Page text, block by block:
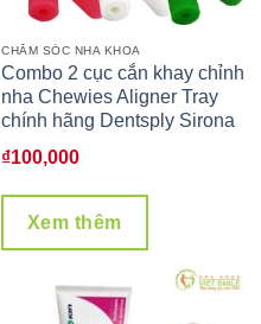
CHĂM SÓC NHA KHOA
Combo 2 cục cắn khay chỉnh
nha Chewies Aligner Tray
chính hãng Dentsply Sirona
₫100,000
Xem thêm